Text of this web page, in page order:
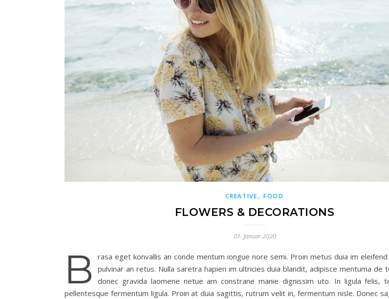
CREATIVE, FOOD
FLOWERS & DECORATIONS
01. Januar 2020
B
rasa eget konvallis an conde mentum iongue nore semi. Proin metus duia im
pulvinar an retus. Nulla saretra hapien im ultricies duia blandit, adipisce mentuma de
donec gravida laomene netue am constrane manie dignissim uto. In ligula felis,
pellentesque fermentum ligula. Proin at duia sagittis, rutrum velit in, fermentum nisle. Donec